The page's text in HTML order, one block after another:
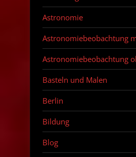
Astronomie
Astronomiebeobachtung
Astronomiebeobachtung
Basteln und Malen
Berlin
Bildung
Blog